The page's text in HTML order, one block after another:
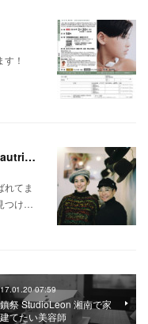
！
「帽子と hairの関係性」 Emmy展@beautrium鎌倉小町1F
れてま
つけ…
07:59
祭 StudioLeon 湘南で家
てたい美容師